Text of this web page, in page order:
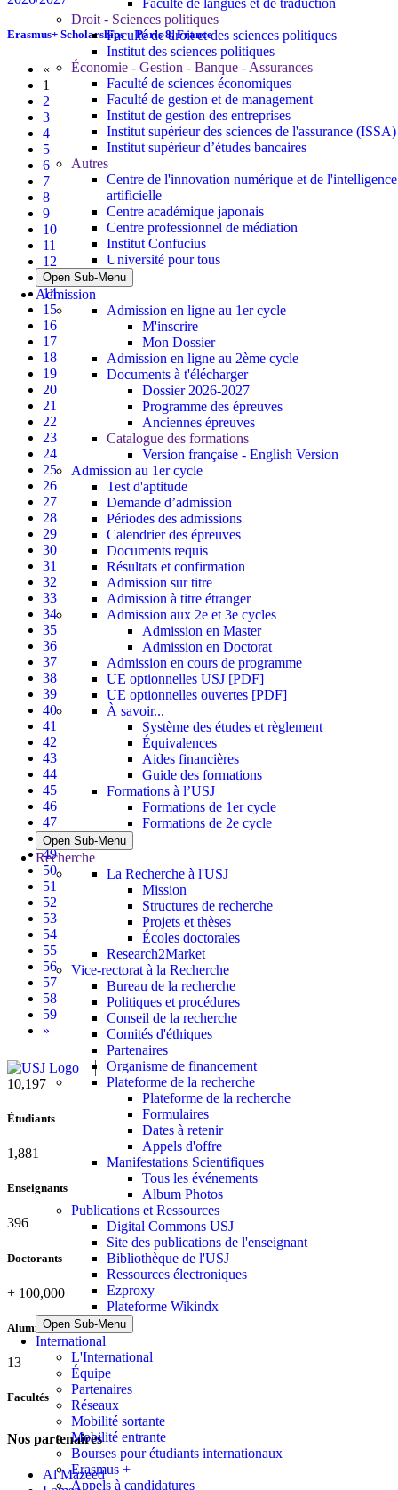
Droit - Sciences politiques
Faculté de droit et des sciences politiques
Institut des sciences politiques
Économie - Gestion - Banque - Assurances
Faculté de sciences économiques
Faculté de gestion et de management
Institut de gestion des entreprises
Institut supérieur des sciences de l'assurance (ISSA)
Institut supérieur d’études bancaires
Autres
Centre de l'innovation numérique et de l'intelligence
artificielle
Centre académique japonais
Centre professionnel de médiation
Institut Confucius
Université pour tous
Open Sub-Menu
Admission
Admission en ligne au 1er cycle
M'inscrire
Mon Dossier
Admission en ligne au 2ème cycle
Documents à t'élécharger
Dossier 2026-2027
Programme des épreuves
Anciennes épreuves
Catalogue des formations
Version française - English Version
Admission au 1er cycle
Test d'aptitude
Demande d’admission
Périodes des admissions
Calendrier des épreuves
Documents requis
Résultats et confirmation
Admission sur titre
Admission à titre étranger
Admission aux 2e et 3e cycles
Admission en Master
Admission en Doctorat
Admission en cours de programme
UE optionnelles USJ [PDF]
UE optionnelles ouvertes [PDF]
À savoir...
Système des études et règlement
Équivalences
Aides financières
Guide des formations
Formations à l’USJ
Formations de 1er cycle
Formations de 2e cycle
Open Sub-Menu
Recherche
La Recherche à l'USJ
Mission
Structures de recherche
Projets et thèses
Écoles doctorales
Research2Market
Vice-rectorat à la Recherche
Bureau de la recherche
Politiques et procédures
Conseil de la recherche
Comités d'éthiques
Partenaires
Organisme de financement
Plateforme de la recherche
Plateforme de la recherche
Formulaires
Dates à retenir
Appels d'offre
Manifestations Scientifiques
Tous les événements
Album Photos
Publications et Ressources
Digital Commons USJ
Site des publications de l'enseignant
Bibliothèque de l'USJ
Ressources électroniques
Ezproxy
Plateforme Wikindx
Open Sub-Menu
International
L'International
Équipe
Partenaires
Réseaux
Mobilité sortante
Mobilité entrante
Bourses pour étudiants internationaux
Erasmus +
Appels à candidatures
Erasmus+ Scholarships – Paris 8, France
«
1
2
3
4
5
6
7
8
9
10
11
12
13
14
15
16
17
18
19
20
21
22
23
24
25
26
27
28
29
30
31
32
33
34
35
36
37
38
39
40
41
42
43
44
45
46
47
48
49
50
51
52
53
54
55
56
57
58
59
»
11,433
Étudiants
2,109
Enseignants
437
Doctorants
+ 100,000
Alumni
13
Facultés
Nos partenaires
Al Mazeed